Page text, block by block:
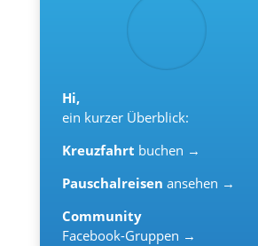
Hi,
ein kurzer Überblick:
Kreuzfahrt buchen →
Pauschalreisen ansehen →
Community
Facebook-Gruppen →